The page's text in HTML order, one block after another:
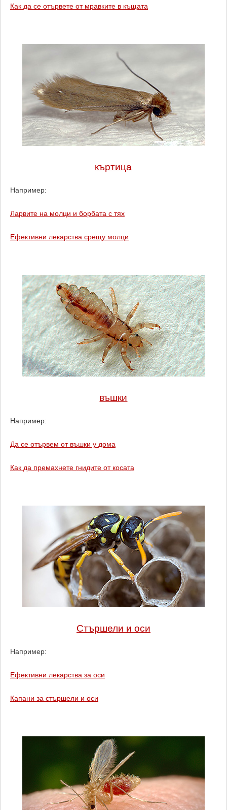
Как да се отървете от мравките в къщата
къртица
Например:
Ларвите на молци и борбата с тях
Ефективни лекарства срещу молци
въшки
Например:
Да се ​​отървем от въшки у дома
Как да премахнете гнидите от косата
Стършели и оси
Например:
Ефективни лекарства за оси
Капани за стършели и оси